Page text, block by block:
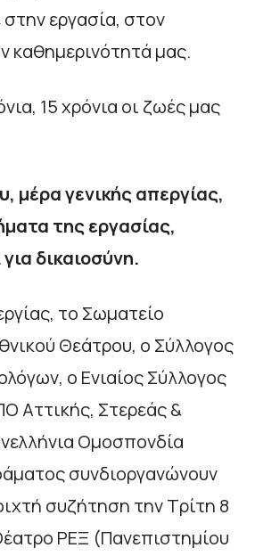
εργασία, στον
καθημερινότητά μας.
15 χρόνια οι ζωές μας
μέρα γενικής απεργίας,
της εργασίας,
δικαιοσύνη.
το Σωματείο
Θεάτρου, ο Σύλλογος
ο Ενιαίος Σύλλογος
Αττικής, Στερεάς &
Ομοσπονδία
συνδιοργανώνουν
συζήτηση την Τρίτη 8
ΡΕΞ (Πανεπιστημίου